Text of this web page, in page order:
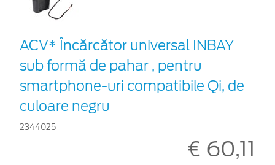
ACV* Încărcător universal INBAY
sub formă de pahar , pentru
smartphone-uri compatibile Qi, de
culoare negru
2344025
€ 60,11